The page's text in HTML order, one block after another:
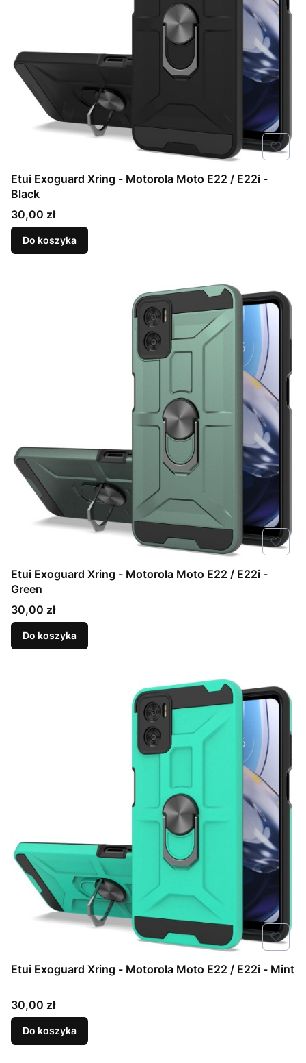
Etui Exoguard Xring - Motorola Moto E22 / E22i -
Black
Cena
30,00 zł
Do koszyka
Etui Exoguard Xring - Motorola Moto E22 / E22i -
Green
Cena
30,00 zł
Do koszyka
Etui Exoguard Xring - Motorola Moto E22 / E22i - Mint
Cena
30,00 zł
Do koszyka